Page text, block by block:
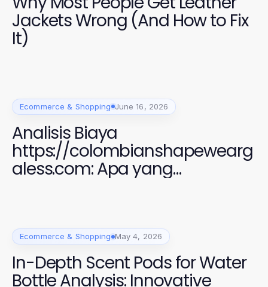
Jackets Wrong (And How to Fix
It)
Ecommerce & Shopping June 16, 2026
Analisis Biaya
https://colombianshapewearg
aless.com: Apa yang
Ecommerce & Shopping May 4, 2026
In-Depth Scent Pods for Water
Bottle Analysis: Innovative